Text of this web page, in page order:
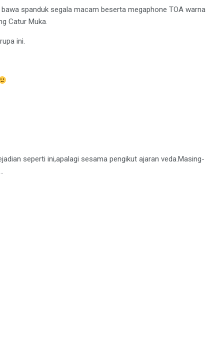
spanduk segala macam beserta megaphone TOA warna
Catur Muka.
ini.
seperti ini,apalagi sesama pengikut ajaran veda.Masing-